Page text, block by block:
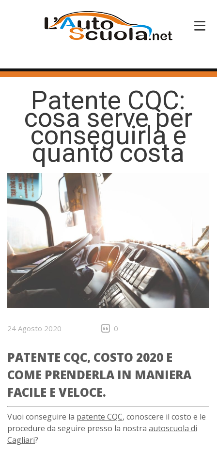
HOME
CORSI PATENTE
CORSI PROFESSIONALI
PERCHÉ SCEGLIERCI
BLOG
CONTATTI
Patente CQC:
cosa serve per
conseguirla e
quanto costa
24 Agosto 2020 0
PATENTE CQC, COSTO 2020 E
COME PRENDERLA IN MANIERA
FACILE E VELOCE.
Vuoi conseguire la patente CQC, conoscere il costo e le
procedure da seguire presso la nostra autoscuola di
Cagliari?